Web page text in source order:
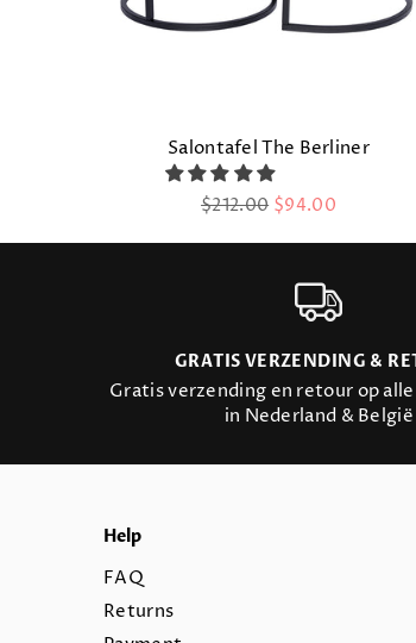
Salontafel The Berliner
Regular
$212.00 $94.00
GRATIS VERZENDING &
Gratis verzending en retour op
in Nederland & België
Help
FAQ
Returns